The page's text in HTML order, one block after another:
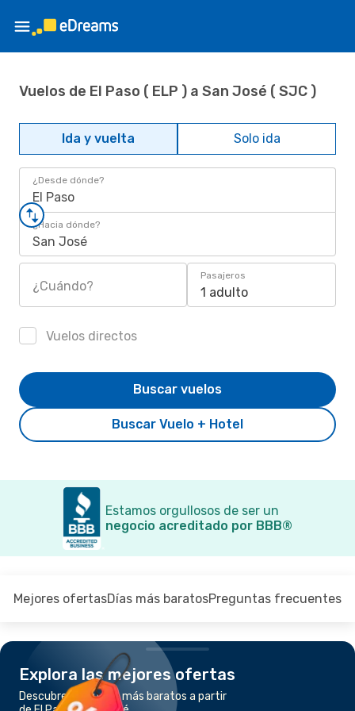
Vuelos de El Paso ( ELP ) a San José ( SJC )
Ida y vuelta Solo ida
¿Desde dónde?
El Paso
¿Hacia dónde?
San José
¿Cuándo?
Pasajeros
1 adulto
Vuelos directos
Buscar Vuelo + Hotel
Buscar vuelos
Estamos orgullosos de ser un
negocio acreditado por BBB®
Mejores ofertasDías más baratosPreguntas frecuentes
Explora las mejores ofertas
Descubre los vuelos más baratos a partir